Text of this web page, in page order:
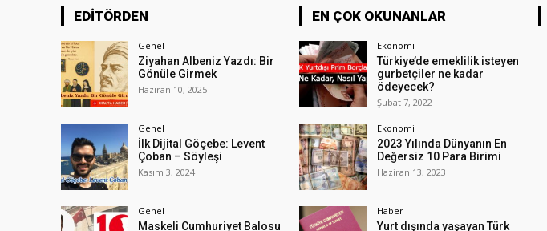
EDİTÖRDEN
Genel
Ziyahan Albeniz Yazdı: Bir
Gönüle Girmek
Haziran 10, 2025
Genel
İlk Dijital Göçebe: Levent
Çoban – Söyleşi
Kasım 3, 2024
Genel
Maskeli Cumhuriyet Balosu
EN ÇOK OKUNANLAR
Ekonomi
Türkiye’de emeklilik isteyen
gurbetçiler ne kadar
ödeyecek?
Şubat 7, 2022
Ekonomi
2023 Yılında Dünyanın En
Değersiz 10 Para Birimi
Haziran 13, 2023
Haber
Yurt dışında yaşayan Türk